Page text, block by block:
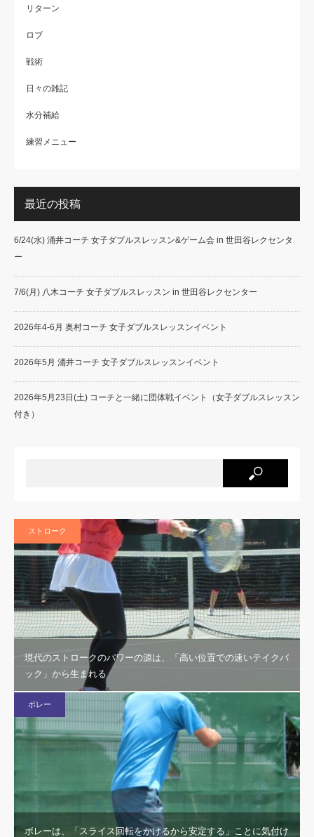
リターン
ロブ
戦術
日々の雑記
水分補給
練習メニュー
最近の投稿
6/24(水) 涌井コーチ 女子ダブルスレッスン&ゲーム会 in 世田谷レクセンタ
ー
7/6(月) 八木コーチ 女子ダブルスレッスン in 世田谷レクセンター
2026年4-6月 奥村コーチ 女子ダブルスレッスンイベント
2026年5月 涌井コーチ 女子ダブルスレッスンイベント
2026年5月23日(土) コーチと一緒に団体戦イベント（女子ダブルスレッスン
付き）
ストローク
現代のストロークのパワーの源は、「高い位置での速いテイクバ
ック」から生まれる
ボレー
ボレーは、「スライス回転をかけるから安定する」ことに気付け